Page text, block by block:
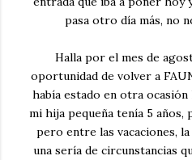
revolucionaria,
dorado, cargado de proteína
sustituto perfecto a los frutos
pasa otro día más, no
Halla por el mes de
oportunidad de volver a
había estado en otra ocasión
mi hija pequeña tenía 5 años,
pero entre las vacaciones,
una sería de circunstancias